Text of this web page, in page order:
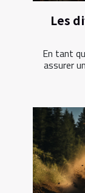
Les
En tant
assurer